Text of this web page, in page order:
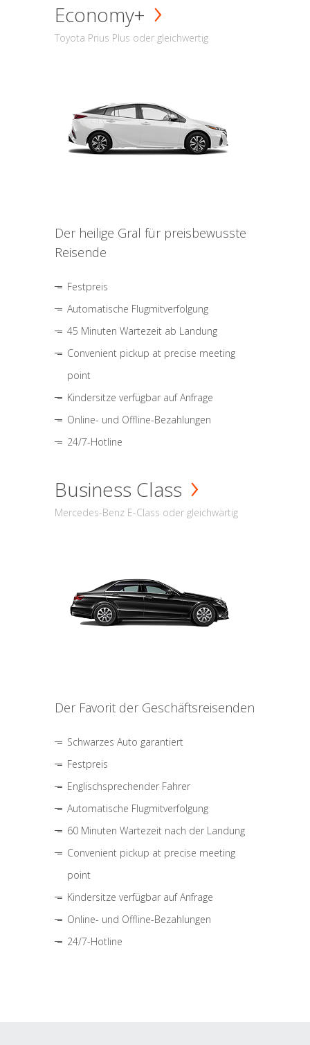
Economy+
Toyota Prius Plus oder gleichwertig
Der heilige Gral für preisbewusste
Reisende
Festpreis
Automatische Flugmitverfolgung
45 Minuten Wartezeit ab Landung
Convenient pickup at precise meeting
point
Kindersitze verfügbar auf Anfrage
Online- und Offline-Bezahlungen
24/7-Hotline
Business Class
Mercedes-Benz E-Class oder gleichwärtig
Der Favorit der Geschäftsreisenden
Schwarzes Auto garantiert
Festpreis
Englischsprechender Fahrer
Automatische Flugmitverfolgung
60 Minuten Wartezeit nach der Landung
Convenient pickup at precise meeting
point
Kindersitze verfügbar auf Anfrage
Online- und Offline-Bezahlungen
24/7-Hotline